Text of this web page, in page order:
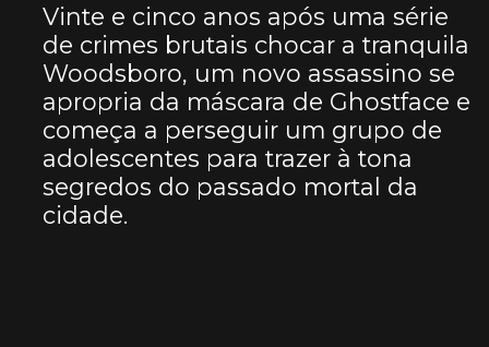
Vinte e cinco anos após uma série
de crimes brutais chocar a tranquila
Woodsboro, um novo assassino se
apropria da máscara de Ghostface e
começa a perseguir um grupo de
adolescentes para trazer à tona
segredos do passado mortal da
cidade.